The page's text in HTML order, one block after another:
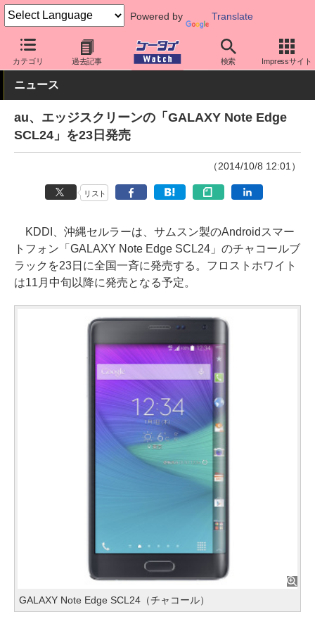
Powered by Translate
カテゴリ 過去記事 検索 Impressサイト
ケータイ Watch キャリア au Galaxy
ニュース
au、エッジスクリーンの「GALAXY Note Edge
SCL24」を23日発売
（2014/10/8 12:01）
リスト
KDDI、沖縄セルラーは、サムスン製のAndroidスマー
トフォン「GALAXY Note Edge SCL24」のチャコールブ
ラックを23日に全国一斉に発売する。フロストホワイト
は11月中旬以降に発売となる予定。
GALAXY Note Edge SCL24（チャコール）